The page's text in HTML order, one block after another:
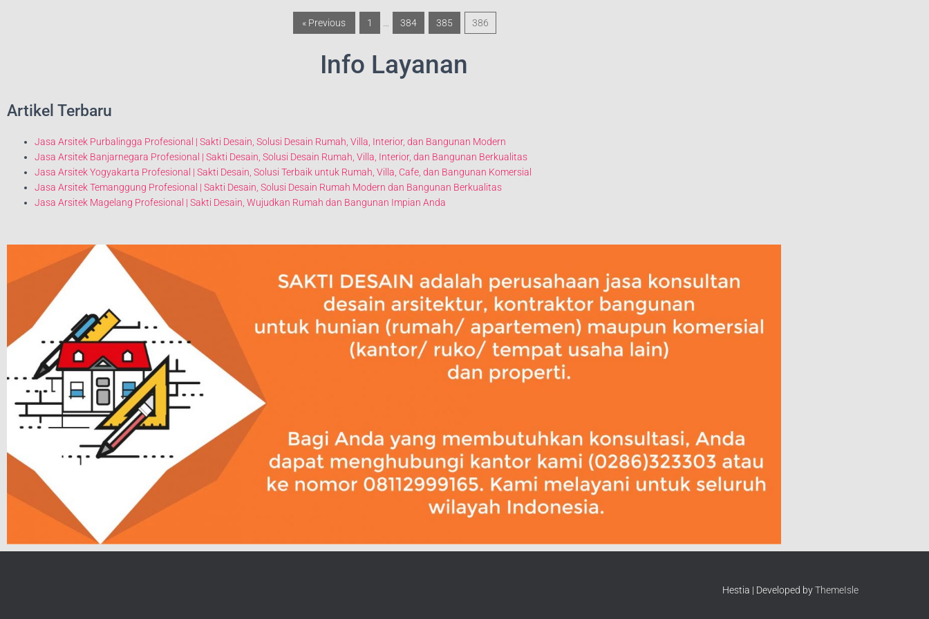
« Previous 1 384 385 386
Info Layanan
Artikel Terbaru
Jasa Arsitek Purbalingga Profesional | Sakti Desain, Solusi Desain Rumah, Villa, Interior, dan Bangunan Modern
Jasa Arsitek Banjarnegara Profesional | Sakti Desain, Solusi Desain Rumah, Villa, Interior, dan Bangunan Berkualitas
Jasa Arsitek Yogyakarta Profesional | Sakti Desain, Solusi Terbaik untuk Rumah, Villa, Cafe, dan Bangunan Komersial
Jasa Arsitek Temanggung Profesional | Sakti Desain, Solusi Desain Rumah Modern dan Bangunan Berkualitas
Jasa Arsitek Magelang Profesional | Sakti Desain, Wujudkan Rumah dan Bangunan Impian Anda
Hestia | Developed byThemeIsle